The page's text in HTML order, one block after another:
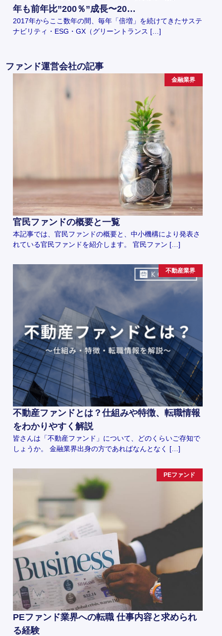
年も前年比”200％”成長〜20…
2017年からここ数年の間、毎年「倍増」を続けてきたサステ
ナビリティ・ESG・GX（グリーントランス […]
ファンド運営会社の記事
金融業界
官民ファンドの概要と一覧
本記事では、官民ファンドの概要と、中小機構により発表さ
れている官民ファンドを紹介します。 官民ファン […]
不動産業界
不動産ファンドとは？仕組みや特徴、転職情報
をわかりやすく解説
皆さんは「不動産ファンド」について、どのくらいご存知で
しょうか。 金融業界出身の方であればなんとなく […]
PEファンド
PEファンド業界への転職 仕事内容と求められ
る経験